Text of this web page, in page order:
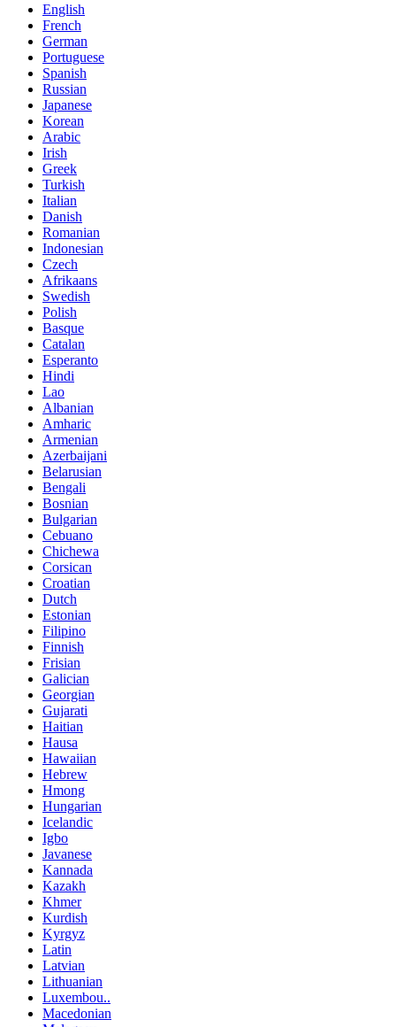
English
French
German
Portuguese
Spanish
Russian
Japanese
Korean
Arabic
Irish
Greek
Turkish
Italian
Danish
Romanian
Indonesian
Czech
Afrikaans
Swedish
Polish
Basque
Catalan
Esperanto
Hindi
Lao
Albanian
Amharic
Armenian
Azerbaijani
Belarusian
Bengali
Bosnian
Bulgarian
Cebuano
Chichewa
Corsican
Croatian
Dutch
Estonian
Filipino
Finnish
Frisian
Galician
Georgian
Gujarati
Haitian
Hausa
Hawaiian
Hebrew
Hmong
Hungarian
Icelandic
Igbo
Javanese
Kannada
Kazakh
Khmer
Kurdish
Kyrgyz
Latin
Latvian
Lithuanian
Luxembou..
Macedonian